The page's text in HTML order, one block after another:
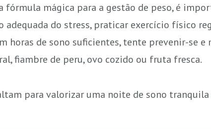
fórmula mágica para a gestão de peso, é
adequada do stress, praticar exercício físico
horas de sono suficientes, tente prevenir-se
fiambre de peru, ovo cozido ou fruta fresca.
para valorizar uma noite de sono tranquila